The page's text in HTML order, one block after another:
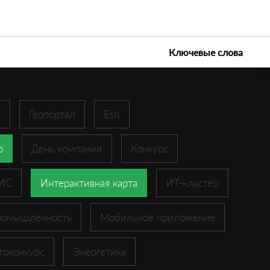
Ключевые слова
Геопортал Esri
День компании Конкурс
Интерактивная карта ИТ-кластер
Мобильное приложение
Энергетика